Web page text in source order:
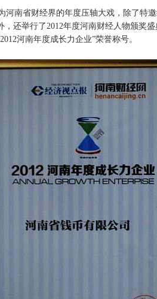
河南省财经界的年度压轴大戏，除了特
，还举行了2012年度河南财经人物颁奖
河南年度成长力企业”荣誉称号。